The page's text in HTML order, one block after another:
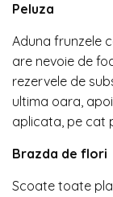
Peluza
Aduna frunzele
are nevoie de
rezervele de
ultima oara,
aplicata, pe cat
Brazda de flori
Scoate toate